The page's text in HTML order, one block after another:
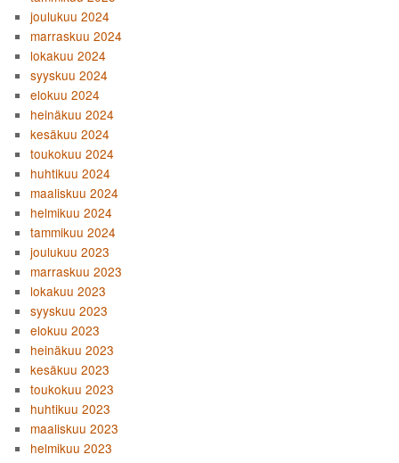
joulukuu 2024
marraskuu 2024
lokakuu 2024
syyskuu 2024
elokuu 2024
heinäkuu 2024
kesäkuu 2024
toukokuu 2024
huhtikuu 2024
maaliskuu 2024
helmikuu 2024
tammikuu 2024
joulukuu 2023
marraskuu 2023
lokakuu 2023
syyskuu 2023
elokuu 2023
heinäkuu 2023
kesäkuu 2023
toukokuu 2023
huhtikuu 2023
maaliskuu 2023
helmikuu 2023